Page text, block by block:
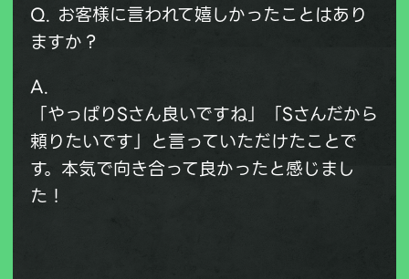
Q. お客様に言われて嬉しかったことはあり
ますか？
A.
「やっぱりSさん良いですね」「Sさんだから
頼りたいです」と言っていただけたことで
す。本気で向き合って良かったと感じまし
た！